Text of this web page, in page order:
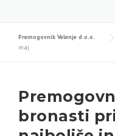
Premogovnik Velenje d.o.o.
maj
bronasti